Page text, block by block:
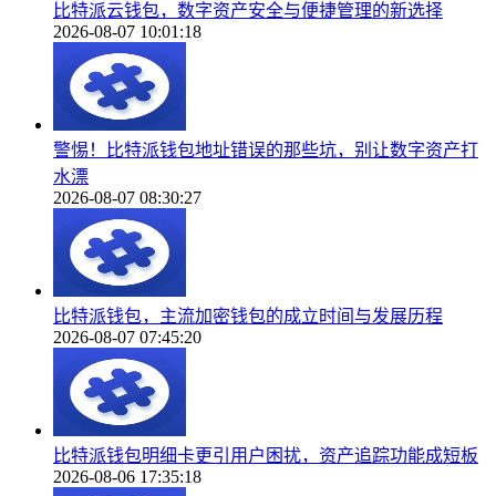
比特派云钱包，数字资产安全与便捷管理的新选择
2026-08-07 10:01:18
警惕！比特派钱包地址错误的那些坑，别让数字资产打
水漂
2026-08-07 08:30:27
比特派钱包，主流加密钱包的成立时间与发展历程
2026-08-07 07:45:20
比特派钱包明细卡更引用户困扰，资产追踪功能成短板
2026-08-06 17:35:18